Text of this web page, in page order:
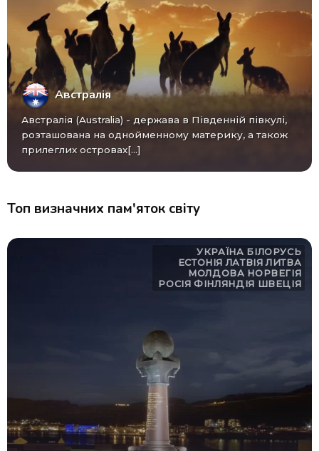
Австралія
Австралія (Australia) - ​​держава в Південній півкулі,
розташована на однойменному материку, а також
прилеглих островах[...]
Топ визначних пам'яток світу
УКРАЇНА БІЛОРУСЬ
ЕСТОНІЯ ЛАТВІЯ ЛИТВА
МОЛДОВА НОРВЕГІЯ
РОСІЯ ФІНЛЯНДІЯ ШВЕЦІЯ